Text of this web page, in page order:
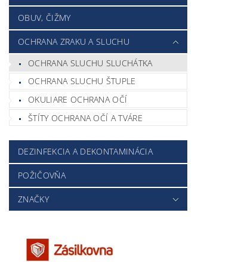
OBUV, ČIŽMY
OCHRANA ZRAKU A SLUCHU
OCHRANA SLUCHU SLUCHÁTKA
OCHRANA SLUCHU ŠTUPLE
OKULIARE OCHRANA OČÍ
ŠTÍTY OCHRANA OČÍ A TVÁRE
DEZINFEKCIA A DEKONTAMINÁCIA
POŽIČOVŇA
ZNAČKY